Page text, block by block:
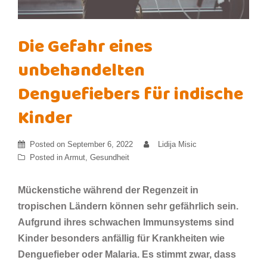
Die Gefahr eines
unbehandelten
Denguefiebers für indische
Kinder
Posted on September 6, 2022
Lidija Misic
Posted in Armut Gesundheit
Mückenstiche während der Regenzeit in
tropischen Ländern können sehr gefährlich sein.
Aufgrund ihres schwachen Immunsystems sind
Kinder besonders anfällig für Krankheiten wie
Denguefieber oder Malaria. Es stimmt zwar, dass